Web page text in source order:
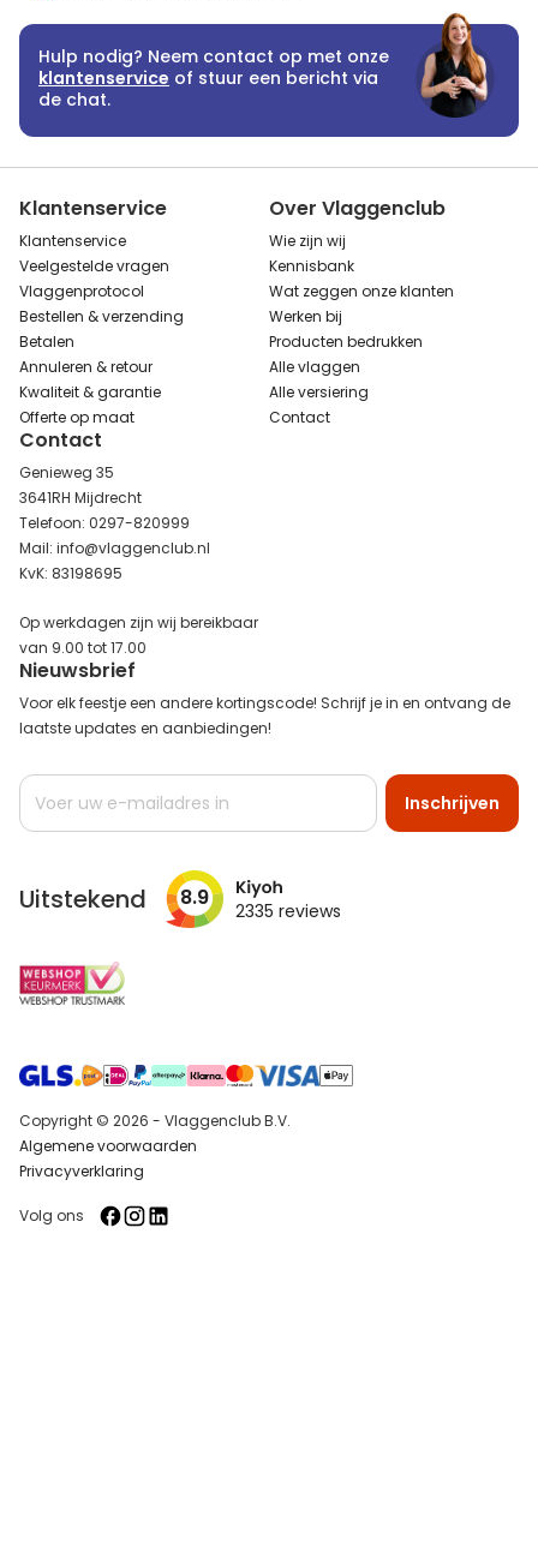
Hulp nodig? Neem contact op met onze
klantenservice of stuur een bericht via
de chat.
Klantenservice
Klantenservice
Veelgestelde vragen
Vlaggenprotocol
Bestellen & verzending
Betalen
Annuleren & retour
Kwaliteit & garantie
Offerte op maat
Over Vlaggenclub
Wie zijn wij
Kennisbank
Wat zeggen onze klanten
Werken bij
Producten bedrukken
Alle vlaggen
Alle versiering
Contact
Contact
Genieweg 35
3641RH Mijdrecht
Telefoon: 0297-820999
Mail: info@vlaggenclub.nl
KvK: 83198695
Op werkdagen zijn wij bereikbaar
van 9.00 tot 17.00
Nieuwsbrief
Voor elk feestje een andere kortingscode! Schrijf je in en ontvang de
laatste updates en aanbiedingen!
Abonneer
op
Inschrijven
Uitstekend 8.9 2335 reviews
Copyright © 2026 - Vlaggenclub B.V.
Algemene voorwaarden
Privacyverklaring
Volg ons